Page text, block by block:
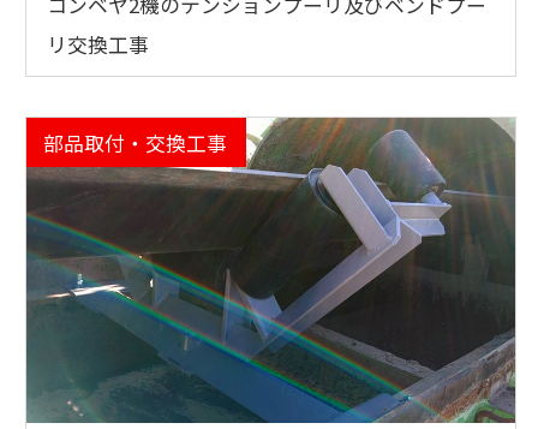
リ交換工事
部品取付・交換工事